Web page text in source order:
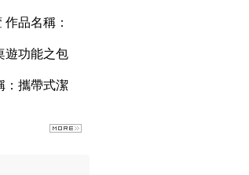
品名稱：
遊功能之包
：攜帶式潔